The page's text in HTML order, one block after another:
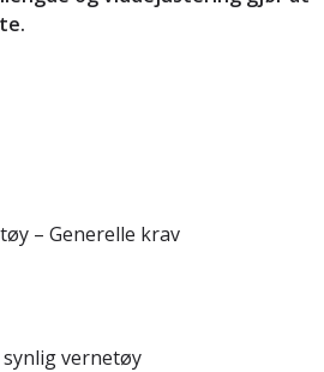
– Generelle krav
synlig vernetøy